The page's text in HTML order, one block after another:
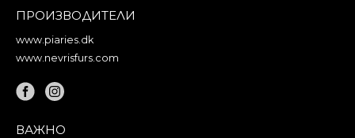
ПРОИЗВОДИТЕЛИ
www.piaries.dk
www.nevrisfurs.com
ВАЖНО